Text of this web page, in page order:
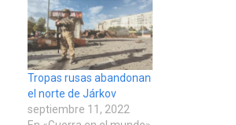
Tropas rusas abandonan
el norte de Járkov
septiembre 11, 2022